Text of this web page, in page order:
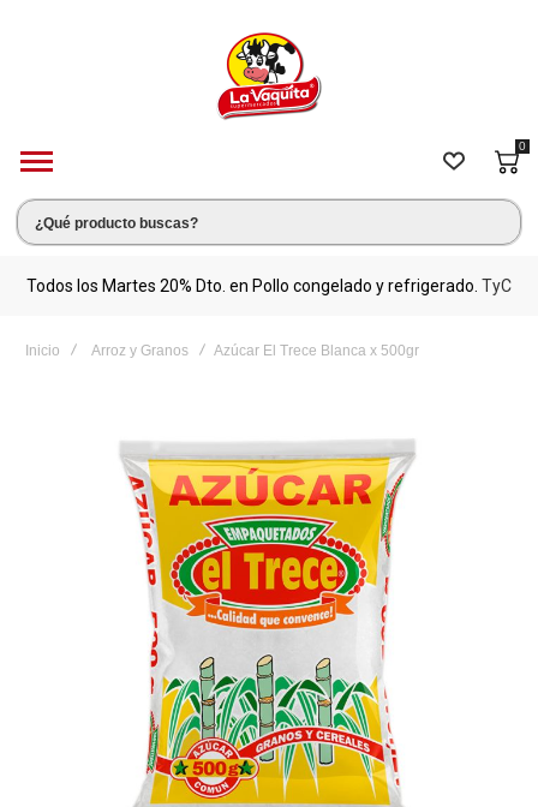
0
Todos los Martes 20% Dto. en Pollo congelado y refrigerado. TyC
Inicio Arroz y Granos Azúcar El Trece Blanca x 500gr